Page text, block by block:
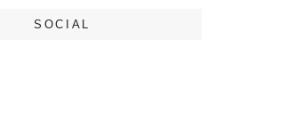
SOCIAL